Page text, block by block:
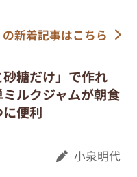
の新着記事はこちら
砂糖だけ」で作れ
ルクジャムが朝食
便利
小泉明代